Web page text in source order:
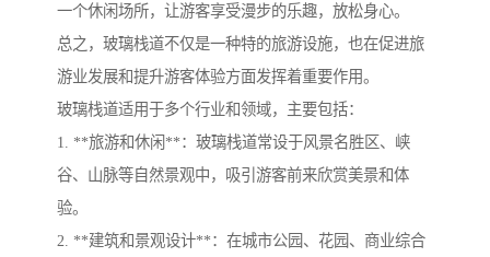
一个休闲场所，让游客享受漫步的乐趣，放松身心。
总之，玻璃栈道不仅是一种特的旅游设施，也在促进旅
游业发展和提升游客体验方面发挥着重要作用。
玻璃栈道适用于多个行业和领域，主要包括：
1. **旅游和休闲**：玻璃栈道常设于风景名胜区、峡
谷、山脉等自然景观中，吸引游客前来欣赏美景和体
验。
2. **建筑和景观设计**：在城市公园、花园、商业综合